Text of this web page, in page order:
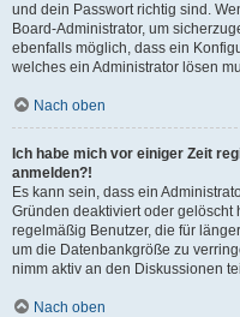
und dein Passwort richtig sind.
Board-Administrator, um
ebenfalls möglich, dass ein
welches ein Administrator lösen
Nach oben
Ich habe mich vor einiger Zeit
anmelden?!
Es kann sein, dass ein
Gründen deaktiviert oder gelöscht
regelmäßig Benutzer, die für
um die Datenbankgröße zu
nimm aktiv an den Diskussionen
Nach oben